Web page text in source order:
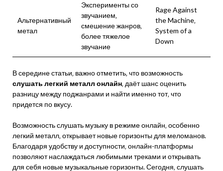
Альтернативный
метал
Эксперименты со
звучанием‚
смешение жанров‚
более тяжелое
звучание
Rage Against
the Machine‚
System of a
Down
В середине статьи‚ важно отметить‚ что возможность
слушать легкий металл онлайн‚ даёт шанс оценить
разницу между поджанрами и найти именно тот‚ что
придется по вкусу.
Возможность слушать музыку в режиме онлайн‚ особенно
легкий металл‚ открывает новые горизонты для меломанов.
Благодаря удобству и доступности‚ онлайн-платформы
позволяют наслаждаться любимыми треками и открывать
для себя новые музыкальные горизонты. Сегодня‚ слушать